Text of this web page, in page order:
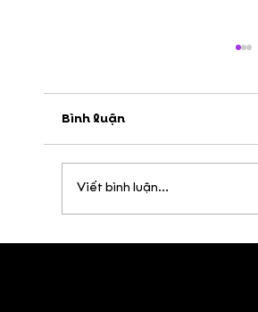
Bình luận
Viết bình luận...